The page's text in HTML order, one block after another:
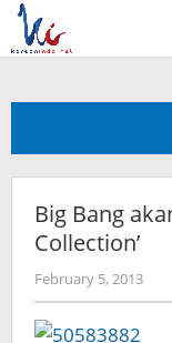
Skip
content
Big Bang
Collection’
February 5, 2013by